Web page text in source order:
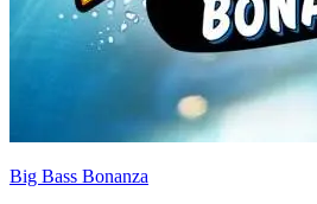
Big Bass Bonanza